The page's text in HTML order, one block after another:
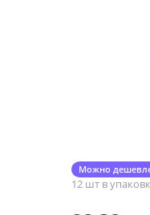
Можно
Нектар АВС
12 шт в